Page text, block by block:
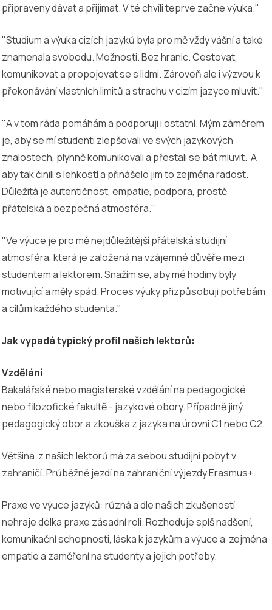
připraveny dávat a přijímat. V té chvíli teprve začne výuka."
"Studium a výuka cizích jazyků byla pro mě vždy vášní a také
znamenala svobodu. Možnosti. Bez hranic. Cestovat,
komunikovat a propojovat se s lidmi. Zároveň ale i výzvou k
překonávání vlastních limitů a strachu v cizím jazyce mluvit."
"A v tom ráda pomáhám a podporuji i ostatní. Mým záměrem
je, aby se mí studenti zlepšovali ve svých jazykových
znalostech, plynně komunikovali a přestali se bát mluvit. A
aby tak činili s lehkostí a přinášelo jim to zejména radost.
Důležitá je autentičnost, empatie, podpora, prostě
přátelská a bezpečná atmosféra."
"Ve výuce je pro mě nejdůležitější přátelská studijní
atmosféra, která je založená na vzájemné důvěře mezi
studentem a lektorem. Snažím se, aby mé hodiny byly
motivující a měly spád. Proces výuky přizpůsobuji potřebám
a cílům každého studenta."
Jak vypadá typický profil našich lektorů:
Vzdělání
Bakalářské nebo magisterské vzdělání na pedagogické
nebo filozofické fakultě - jazykové obory. Případně jiný
pedagogický obor a zkouška z jazyka na úrovni C1 nebo C2.
Většina z našich lektorů má za sebou studijní pobyt v
zahraničí. Průběžně jezdí na zahraniční výjezdy Erasmus+.
Praxe ve výuce jazyků: různá a dle našich zkušeností
nehraje délka praxe zásadní roli. Rozhoduje spíš nadšení,
komunikační schopnosti, láska k jazykům a výuce a zejména
empatie a zaměření na studenty a jejich potřeby.